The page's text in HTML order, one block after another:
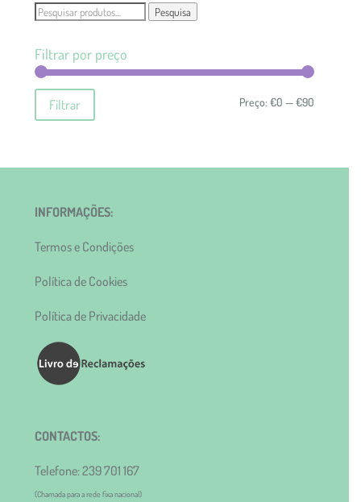
Pesquisar
Pesquisa
Filtrar por preço
Preço
Preço
Filtrar Preço: €0 —€90
INFORMAÇÕES:
Termos e Condições
Política de Cookies
Política de Privacidade
CONTACTOS:
Telefone: 239 701 167
(Chamada para a rede fixa nacional)